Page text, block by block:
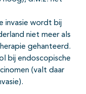
invasie wordt bij
niet meer als
gehanteerd.
bij endoscopische
(valt daar